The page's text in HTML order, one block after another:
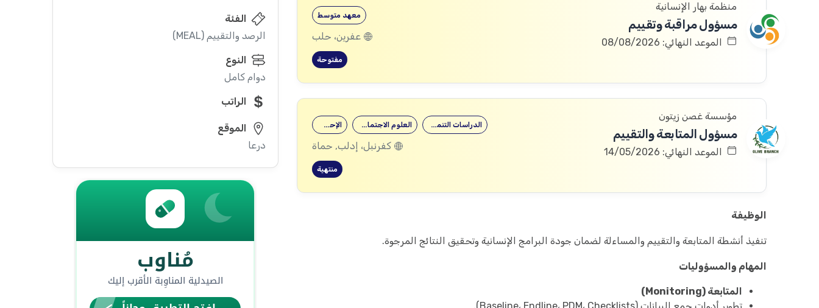
منظمة بهار الإنسانية
مسؤول مراقبة وتقييم
الموعد النهائي: 08/08/2026
معهد متوسط
عفرين، حلب
مفتوحة
مؤسسة غصن زيتون
مسؤول المتابعة والتقييم
الموعد النهائي: 14/05/2026
الإحصاء العلوم الاجتماعية الدراسات التنموية
كفرنبل، إدلب, حماة
منتهية
الوظيفة
تنفيذ أنشطة المتابعة والتقييم والمساءلة لضمان جودة البرامج الإنسانية وتحقيق النتائج المرجوة.
المهام والمسؤوليات
المتابعة (Monitoring)
الفئة
الرصد والتقييم (MEAL)
النوع
دوام كامل
الراتب
الموقع
درعا